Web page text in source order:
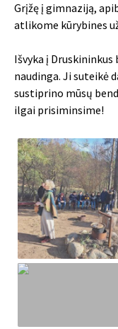
Grįžę į gimnaziją,
atlikome kūrybines
Išvyka į
naudinga. Ji suteikė
sustiprino mūsų
ilgai prisiminsime!